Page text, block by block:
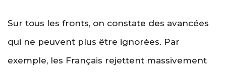
Sur tous les fronts, on constate des avancées
qui ne peuvent plus être ignorées. Par
exemple, les Français rejettent massivement